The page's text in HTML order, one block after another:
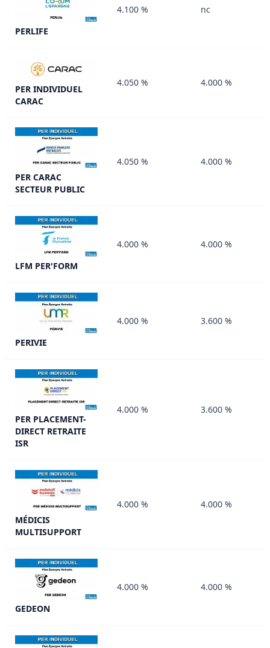
PERLIFE
4.100 % nc
PER INDIVIDUEL
CARAC
4.050 % 4.000 %
PER CARAC
SECTEUR PUBLIC
4.050 % 4.000 %
LFM PER'FORM
4.000 % 4.000 %
PERIVIE
4.000 % 3.600 %
PER PLACEMENT-
DIRECT RETRAITE
ISR
4.000 % 3.600 %
MÉDICIS
MULTISUPPORT
4.000 % 4.000 %
GEDEON
4.000 % 4.000 %